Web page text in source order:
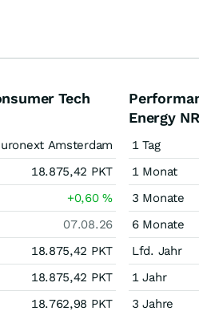
Tech
Amsterdam
18.875,42 PKT
+0,60%
07.08.26
18.875,42 PKT
18.875,42 PKT
18.762,98 PKT
Energy
1 Tag
1 Monat
3 Monate
6 Monate
Lfd. Jahr
1 Jahr
3 Jahre